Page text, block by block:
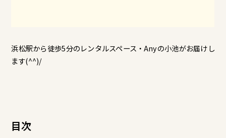
浜松駅から徒歩5分のレンタルスペース・Anyの小池がお届けし
ます(^^)/
目次